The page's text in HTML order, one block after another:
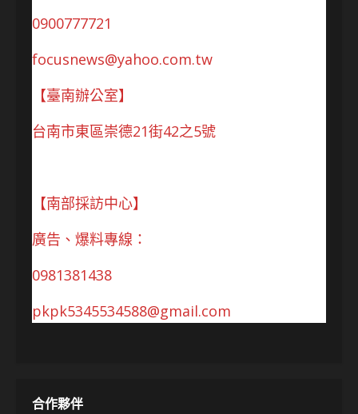
0900777721
focusnews@yahoo.com.tw
【臺南辦公室】
台南市東區崇德21街42之5號
【南部採訪中心】
廣告、爆料專線：
0981381438
pkpk5345534588@gmail.com
合作夥伴